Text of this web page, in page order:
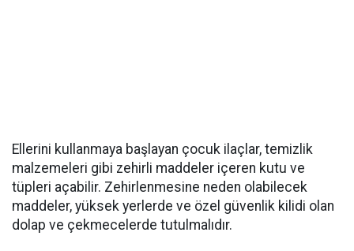
Ellerini kullanmaya başlayan çocuk ilaçlar, temizlik
malzemeleri gibi zehirli maddeler içeren kutu ve
tüpleri açabilir. Zehirlenmesine neden olabilecek
maddeler, yüksek yerlerde ve özel güvenlik kilidi olan
dolap ve çekmecelerde tutulmalıdır.